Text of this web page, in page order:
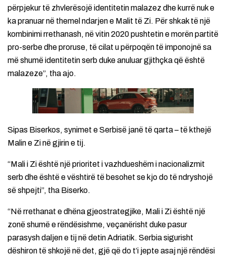
përpjekur të zhvlerësojë identitetin malazez dhe kurrë nuk e
ka pranuar në themel ndarjen e Malit të Zi. Për shkak të një
kombinimi rrethanash, në vitin 2020 pushtetin e morën partitë
pro-serbe dhe proruse, të cilat u përpoqën të imponojnë sa
më shumë identitetin serb duke anuluar gjithçka që është
malazeze”, tha ajo.
Sipas Biserkos, synimet e Serbisë janë të qarta – të kthejë
Malin e Zi në gjirin e tij.
“Mali i Zi është një prioritet i vazhdueshëm i nacionalizmit
serb dhe është e vështirë të besohet se kjo do të ndryshojë
së shpejti”, tha Biserko.
“Në rrethanat e dhëna gjeostrategjike, Mali i Zi është një
zonë shumë e rëndësishme, veçanërisht duke pasur
parasysh daljen e tij në detin Adriatik. Serbia sigurisht
dëshiron të shkojë në det, gjë që do t’i jepte asaj një rëndësi